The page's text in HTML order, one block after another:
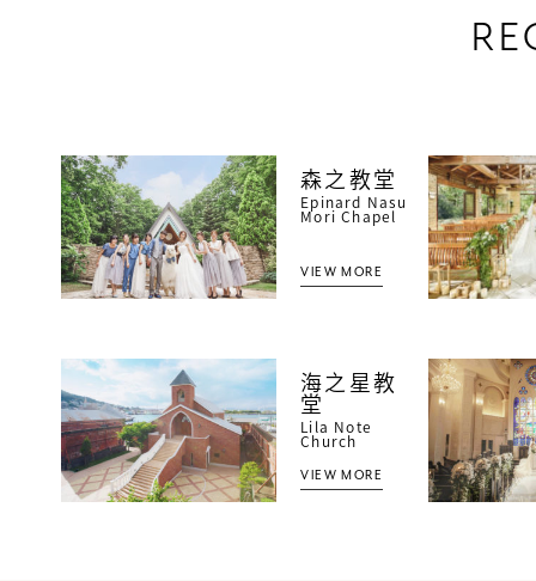
森之教堂
Epinard Nasu
Mori Chapel
VIEW MORE
海之星教
堂
Lila Note
Church
VIEW MORE